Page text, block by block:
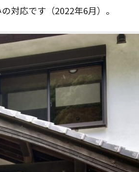
対応です（2022年6月）。